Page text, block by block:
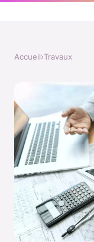
Accueil›Travaux